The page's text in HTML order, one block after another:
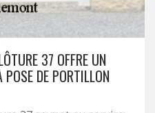
37 OFFRE UN
DE PORTILLON